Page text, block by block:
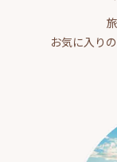
お気に入り